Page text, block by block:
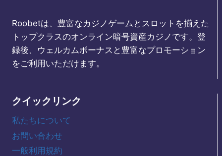
Roobetは、豊富なカジノゲームとスロットを揃えた
トップクラスのオンライン暗号資産カジノです。登
録後、ウェルカムボーナスと豊富なプロモーション
をご利用いただけます。
クイックリンク
私たちについて
お問い合わせ
一般利用規約